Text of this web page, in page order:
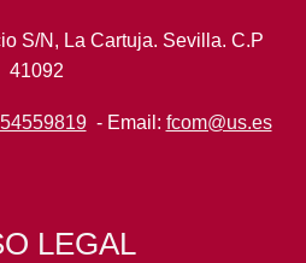
S/N, La Cartuja. Sevilla. C.P
41092
- Email: fcom@us.es
LEGAL